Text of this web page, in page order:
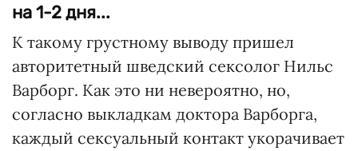
на 1-2 дня...
К такому грустному выводу пришел
авторитетный шведский сексолог Нильс
Варборг. Как это ни невероятно, но,
согласно выкладкам доктора Варборга,
каждый сексуальный контакт укорачивает